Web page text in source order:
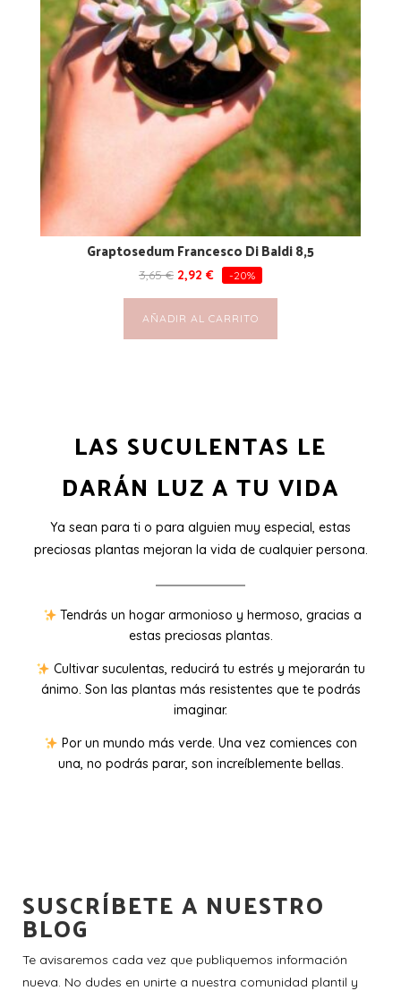
Graptosedum Francesco Di Baldi 8,5
3,65€ 2,92 € -20%
AÑADIR AL CARRITO
LAS SUCULENTAS LE
DARÁN LUZ A TU VIDA
Ya sean para ti o para alguien muy especial, estas
preciosas plantas mejoran la vida de cualquier persona.
Tendrás un hogar armonioso y hermoso, gracias a
estas preciosas plantas.
Cultivar suculentas, reducirá tu estrés y mejorarán tu
ánimo. Son las plantas más resistentes que te podrás
imaginar.
Por un mundo más verde. Una vez comiences con
una, no podrás parar, son increíblemente bellas.
SUSCRÍBETE A NUESTRO
BLOG
Te avisaremos cada vez que publiquemos información
nueva. No dudes en unirte a nuestra comunidad plantil y